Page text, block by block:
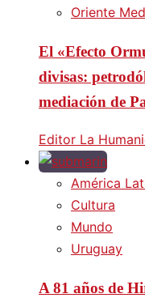
Oriente
El «Efecto
divisas:
mediación de
Editor La
América
Cultura
Mundo
Uruguay
A 81 años de